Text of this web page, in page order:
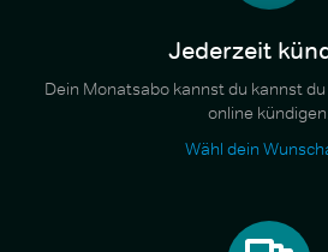
Jederzeit
Dein Monatsabo kannst du kannst
online
Wähl dein